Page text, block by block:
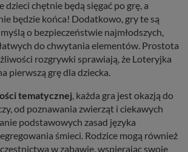
dzieci chętnie będą sięgać po grę, a
będzie końca! Dodatkowo, gry te są
o bezpieczeństwie najmłodszych,
do chwytania elementów. Prostota
rozgrywki sprawiają, że Loteryjka
pierwszą grę dla dziecka.
tematycznej, każda gra jest okazją do
od poznawania zwierząt i ciekawych
podstawowych zasad języka
śmieci. Rodzice mogą również
w zabawie, wspierając swoje